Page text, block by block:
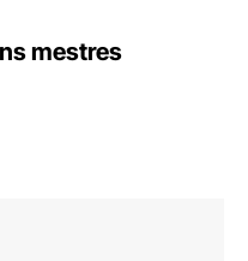
mestres